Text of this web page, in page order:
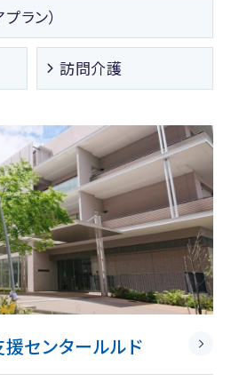
ラン）
訪問介護
センタールルド